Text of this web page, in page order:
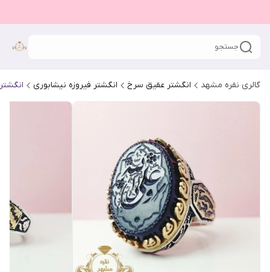
جستجو
گالری نقره مشهد انگشتر عقیق سرخ انگشتر فیروزه نیشابوری